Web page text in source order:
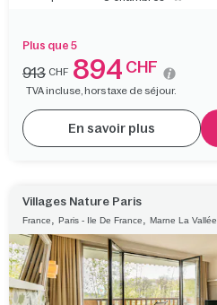
Plus que 5
913 CHF 894 CHF
TVA incluse, hors taxe de séjour.
En savoir plus
Villages Nature Paris
France, Paris - Ile De France, Marne La Vallée